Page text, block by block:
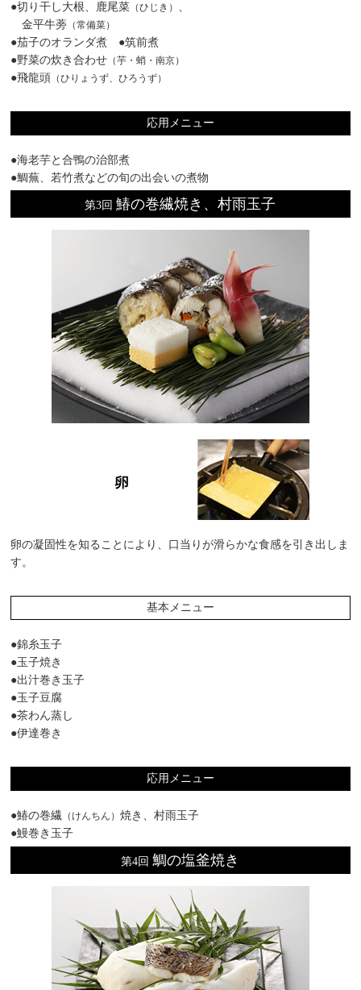
●切り干し大根、鹿尾菜 （ひじき） 、
金平牛蒡 （常備菜）
●茄子のオランダ煮 ●筑前煮
●野菜の炊き合わせ （芋・蛸・南京）
●飛龍頭 （ひりょうず、ひろうず）
応用メニュー
●海老芋と合鴨の治部煮
●鯛蕪、若竹煮などの旬の出会いの煮物
第3回鰆の巻繊焼き、村雨玉子
卵の凝固性を知ることにより、口当りが滑らかな食感を引き出しま
す。
基本メニュー
●錦糸玉子
●玉子焼き
●出汁巻き玉子
●玉子豆腐
●茶わん蒸し
●伊達巻き
応用メニュー
●鰆の巻繊 （けんちん）焼き、村雨玉子
●鰻巻き玉子
第4回鯛の塩釜焼き